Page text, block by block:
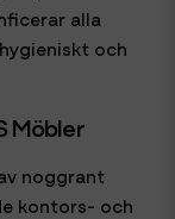
alla
och
Möbler
noggrant
kontors- och